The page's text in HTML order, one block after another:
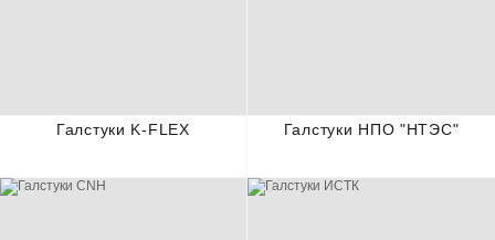
Галстуки K-FLEX Галстуки НПО "НТЭС"